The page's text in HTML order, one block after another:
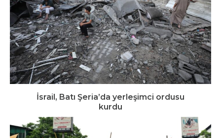
İsrail, Batı Şeria’da yerleşimci ordusu
kurdu